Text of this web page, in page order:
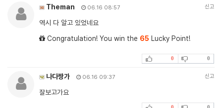
Theman 06.16 08:57 신고
역시 다 알고 있었네요
Congratulation! You win the 65 Lucky Point!
0 0
나다짱가 06.16 09:37 신고
잘보고가요